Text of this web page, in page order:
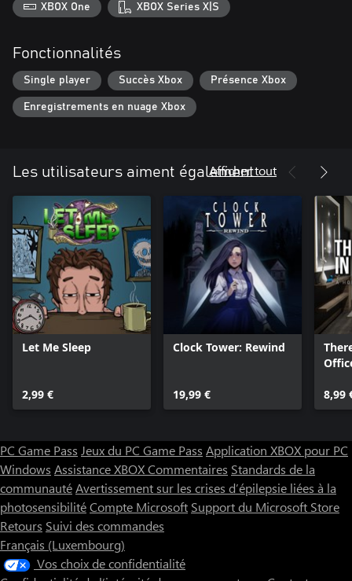
XBOX One XBOX Series X|S
Fonctionnalités
Single player Succès Xbox Présence Xbox
Enregistrements en nuage Xbox
Les utilisateurs aiment également
Afficher tout
Let Me Sleep
2,99 €
Clock Tower: Rewind
19,99 € 8,99
PC Game Pass Jeux du PC Game Pass Application XBOX pour PC
Windows Assistance XBOXCommentaires Standards de la
communautéAvertissement sur les crises d’épilepsie liées à la
photosensibilitéCompte Microsoft Support du Microsoft Store
Retours Suivi des commandes
Français (Luxembourg)
Vos choix de confidentialité